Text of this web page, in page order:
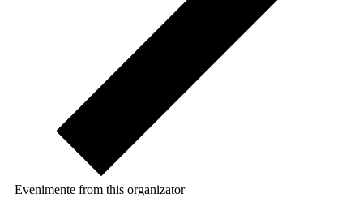
Evenimente from this organizator